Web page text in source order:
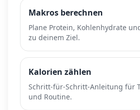
Makros berechnen
Plane Protein, Kohlenhydrate
zu deinem Ziel.
Kalorien zählen
Schritt-für-Schritt-Anleitung für
und Routine.